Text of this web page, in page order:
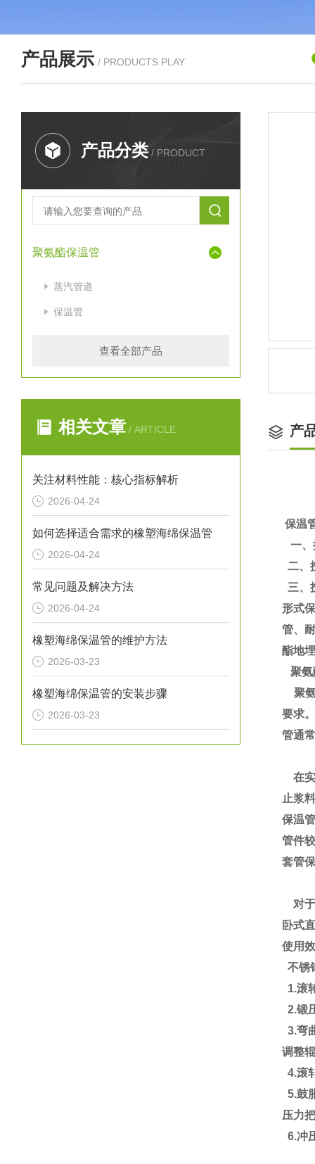
产品展示 / PRODUCTS PLAY
产品分类 / PRODUCT
聚氨酯保温管
蒸汽管道
保温管
查看全部产品
相关文章 / ARTICLE
关注材料性能：核心指标解析
2026-04-24
如何选择适合需求的橡塑海绵保温管
2026-04-24
常见问题及解决方法
2026-04-24
橡塑海绵保温管的维护方法
2026-03-23
橡塑海绵保温管的安装步骤
2026-03-23
产
保温
一、
二、
三、
形式
管、
酯地
聚氨
聚氨
要求
管通
在实
止浆
保温
管件
套管
对于
卧式
使用
不锈
1.滚
2.锻
3.弯
调整
4.滚
5.鼓
压力
6.冲